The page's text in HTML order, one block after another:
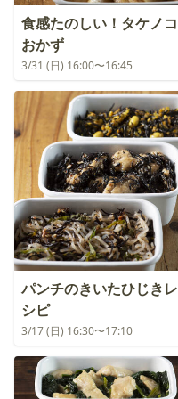
食感たのしい！タケノコ
おかず
3/31 (日) 16:00〜16:45
パンチのきいたひじきレ
シピ
3/17 (日) 16:30〜17:10